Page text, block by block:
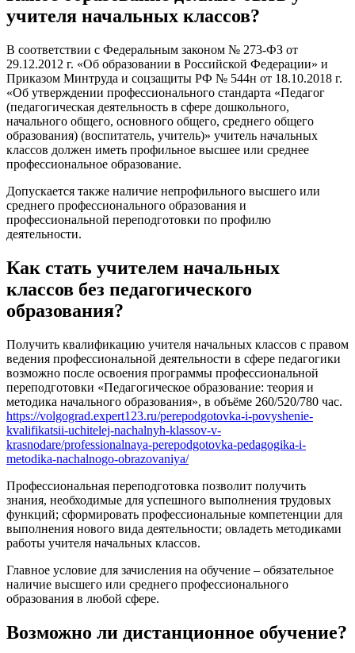
учителя начальных классов?
В соответствии с Федеральным законом № 273-ФЗ от
29.12.2012 г. «Об образовании в Российской Федерации» и
Приказом Минтруда и соцзащиты РФ № 544н от 18.10.2018 г.
«Об утверждении профессионального стандарта «Педагог
(педагогическая деятельность в сфере дошкольного,
начального общего, основного общего, среднего общего
образования) (воспитатель, учитель)» учитель начальных
классов должен иметь профильное высшее или среднее
профессиональное образование.
Допускается также наличие непрофильного высшего или
среднего профессионального образования и
профессиональной переподготовки по профилю
деятельности.
Как стать учителем начальных
классов без педагогического
образования?
Получить квалификацию учителя начальных классов с правом
ведения профессиональной деятельности в сфере педагогики
возможно после освоения программы профессиональной
переподготовки «Педагогическое образование: теория и
методика начального образования», в объёме 260/520/780 час.
https://volgograd.expert123.ru/perepodgotovka-i-povyshenie-
kvalifikatsii-uchitelej-nachalnyh-klassov-v-
krasnodare/professionalnaya-perepodgotovka-pedagogika-i-
metodika-nachalnogo-obrazovaniya/
Профессиональная переподготовка позволит получить
знания, необходимые для успешного выполнения трудовых
функций; сформировать профессиональные компетенции для
выполнения нового вида деятельности; овладеть методиками
работы учителя начальных классов.
Главное условие для зачисления на обучение – обязательное
наличие высшего или среднего профессионального
образования в любой сфере.
Возможно ли дистанционное обучение?